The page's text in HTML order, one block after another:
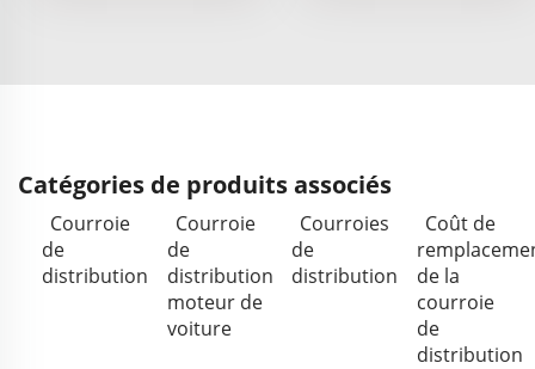
Catégories de produits associés
Courroie
de
distribution
Courroie
de
distribution
moteur de
voiture
Courroies
de
distribution
Coût de
de la
courroie
de
distribution